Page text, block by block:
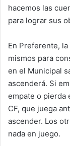
hacemos las
para lograr sus
En Preferente,
mismos para
en el Municipal
ascenderá. Si
empate o pierda
CF, que juega
ascender. Los
nada en juego.